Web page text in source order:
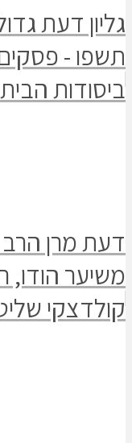
- פסקים
הבית
הרב
הודו,
שליט"א